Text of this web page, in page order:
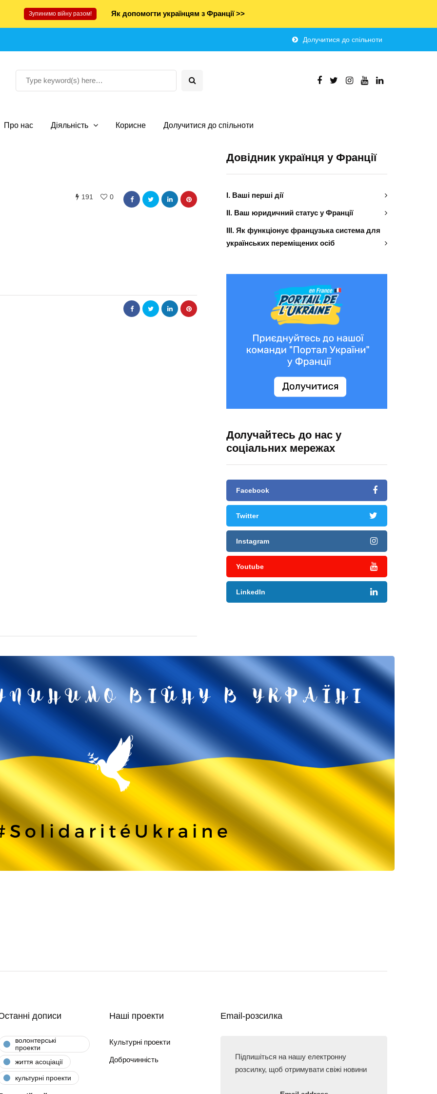
Зупинимо війну разом! Як допомогти українцям з Франції >>
Долучитися до спільноти
Про нас Діяльність Корисне Долучитися до спільноти
191 0
Довідник українця у Франції
І. Ваші перші дії
ІІ. Ваш юридичний статус у Франції
ІІІ. Як функціонує французька система для
українських переміщених осіб
Долучайтесь до нас у
соціальних мережах
Facebook
Twitter
Instagram
Youtube
LinkedIn
дописи
волонтерські
проекти
життя асоціації
культурні проекти
Наші проекти
Культурні проекти
Доброчинність
Email-розсилка
Підпишіться на нашу електронну
розсилку, щоб отримувати свіжі новини